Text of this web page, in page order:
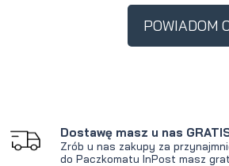
POWIADOM
Dostawę masz u nas
Zrób u nas zakupy za
do Paczkomatu InPost masz